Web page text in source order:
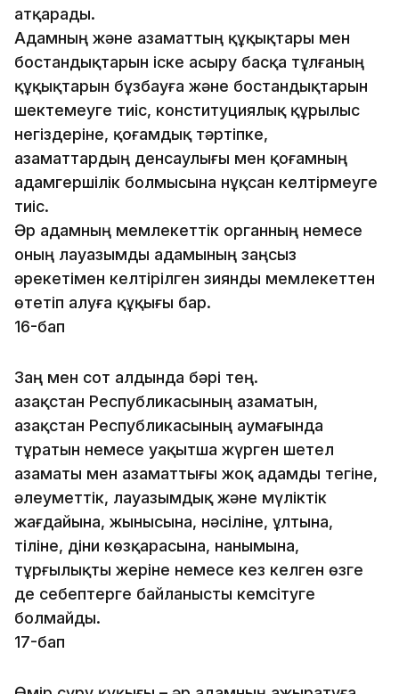
атқарады.
Адамның және азаматтың құқықтары мен
бостан­дықтарын іске асыру басқа тұлғаның
құқықтарын бұзбауға және бостандықтарын
шектемеуге тиiс, конституциялық құрылыс
негіздеріне, қоғамдық тәртіпке,
азаматтардың денсаулығы мен қоғамның
адамгершілік болмысына нұқсан келтiрмеуге
тиiс.
Әр адамның мемлекеттік органның немесе
оның лауазымды адамының заңсыз
әрекетімен келтірілген зиянды мемлекеттен
өтетіп алуға құқығы бар.
16-бап
Заң мен сот алдында бәрi тең.
Қазақстан Республикасының азаматын,
Қазақстан Респуб­ликасының аумағында
тұратын немесе уақытша жүр­ген шетел
азаматы мен азаматтығы жоқ адамды тегiне,
әлеуметтiк, лауазымдық және мүлiктiк
жағдайына, жыны­сына, нәсiлiне, ұлтына,
тіліне, дiни көзқарасына, нанымына,
тұрғылықты жерiне немесе кез келген өзге
де себептерге байланысты кемсiтуге
болмайды.
17-бап